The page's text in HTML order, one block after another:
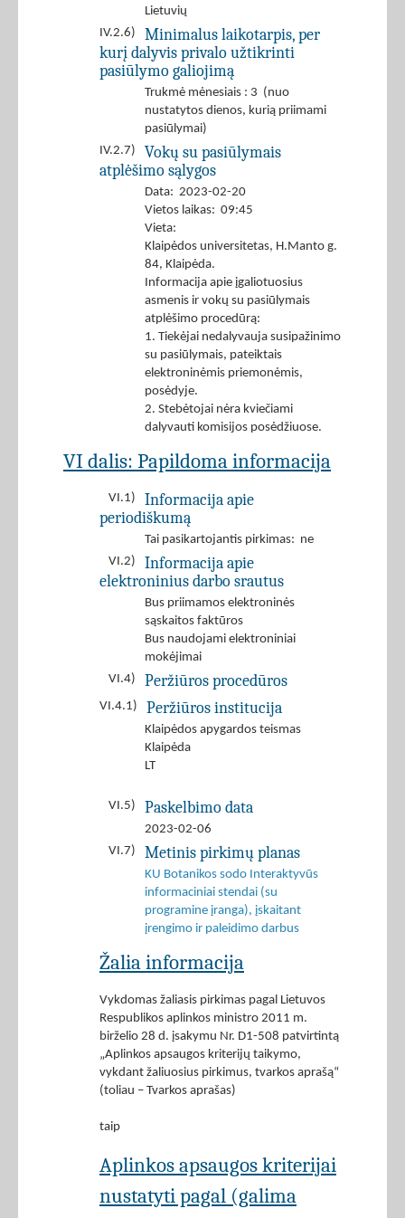
Lietuvių
IV.2.6)
Minimalus laikotarpis, per
kurį dalyvis privalo užtikrinti
pasiūlymo galiojimą
Trukmė mėnesiais : 3 (nuo
nustatytos dienos, kurią priimami
pasiūlymai)
IV.2.7)
Vokų su pasiūlymais
atplėšimo sąlygos
Data: 2023-02-20
Vietos laikas: 09:45
Vieta:
Klaipėdos universitetas, H.Manto g.
84, Klaipėda.
Informacija apie įgaliotuosius
asmenis ir vokų su pasiūlymais
atplėšimo procedūrą:
1. Tiekėjai nedalyvauja susipažinimo
su pasiūlymais, pateiktais
elektroninėmis priemonėmis,
posėdyje.
2. Stebėtojai nėra kviečiami
dalyvauti komisijos posėdžiuose.
VI dalis: Papildoma informacija
VI.1)
Informacija apie
periodiškumą
Tai pasikartojantis pirkimas: ne
VI.2)
Informacija apie
elektroninius darbo srautus
Bus priimamos elektroninės
sąskaitos faktūros
Bus naudojami elektroniniai
mokėjimai
VI.4)
Peržiūros procedūros
VI.4.1) Peržiūros institucija
Klaipėdos apygardos teismas
Klaipėda
LT
VI.5) Paskelbimo data
2023-02-06
VI.7)
Metinis pirkimų planas
KU Botanikos sodo Interaktyvūs
informaciniai stendai (su
programine įranga), įskaitant
įrengimo ir paleidimo darbus
Žalia informacija
Vykdomas žaliasis pirkimas pagal Lietuvos
Respublikos aplinkos ministro 2011 m.
birželio 28 d. įsakymu Nr. D1-508 patvirtintą
„Aplinkos apsaugos kriterijų taikymo,
vykdant žaliuosius pirkimus, tvarkos aprašą“
(toliau – Tvarkos aprašas)
taip
Aplinkos apsaugos kriterijai
nustatyti pagal (galima